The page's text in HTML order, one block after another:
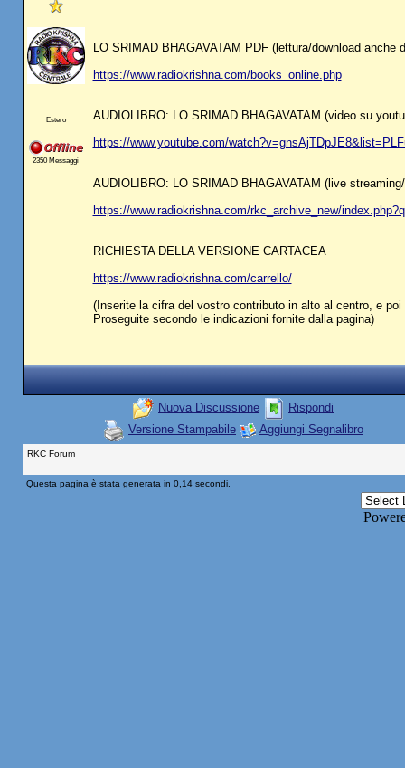
Estero
2350 Messaggi
LO SRIMAD BHAGAVATAM PDF (lettura/download anche
https://www.radiokrishna.com/books_online.php
AUDIOLIBRO: LO SRIMAD BHAGAVATAM (video su
https://www.youtube.com/
AUDIOLIBRO: LO SRIMAD BHAGAVATAM (live
https://www.radiokrishna.com/rkc_archive_new/
RICHIESTA DELLA VERSIONE CARTACEA
https://www.radiokrishna.com/carrello/
(Inserite la cifra del vostro contributo in alto al centro, e
Proseguite secondo le indicazioni fornite dalla pagina)
Nuova Discussione
Rispondi
Versione Stampabile
Aggiungi Segnalibro
RKC Forum
Questa pagina è stata generata in 0,14 secondi.